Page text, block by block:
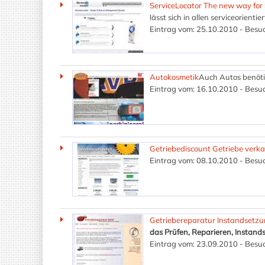
ServiceLocator The new way for
lässt sich in allen
Eintrag vom: 25.10.2010 -
AutokosmetikAuch Autos
Eintrag vom: 16.10.2010 -
Getriebediscount Getriebe
Eintrag vom: 08.10.2010 -
Getriebereparatur
das Prüfen, Reparieren,
Eintrag vom: 23.09.2010 -